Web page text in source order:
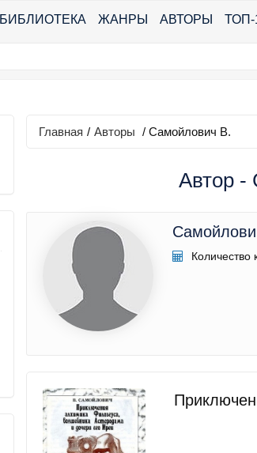
БИБЛИОТЕКА ЖАНРЫ АВТОРЫ ТОП-
Главная / Авторы / Самойлович В.
Автор -
Количество